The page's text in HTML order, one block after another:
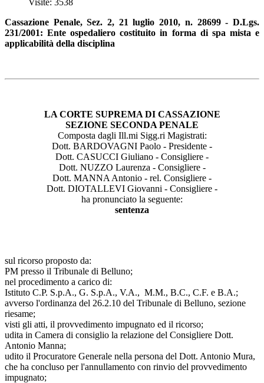
Cassazione Penale, Sez. 2, 21 luglio 2010, n. 28699 - D.Lgs.
231/2001: Ente ospedaliero costituito in forma di spa mista e
applicabilità della disciplina
LA CORTE SUPREMA DI CASSAZIONE
SEZIONE SECONDA PENALE
Composta dagli Ill.mi Sigg.ri Magistrati:
Dott. BARDOVAGNI Paolo - Presidente -
Dott. CASUCCI Giuliano - Consigliere -
Dott. NUZZO Laurenza - Consigliere -
Dott. MANNA Antonio - rel. Consigliere -
Dott. DIOTALLEVI Giovanni - Consigliere -
ha pronunciato la seguente:
sentenza
sul ricorso proposto da:
PM presso il Tribunale di Belluno;
nel procedimento a carico di:
Istituto C.P. S.p.A., G. S.p.A., V.A., M.M., B.C., C.F. e B.A.;
avverso l'ordinanza del 26.2.10 del Tribunale di Belluno, sezione
riesame;
visti gli atti, il provvedimento impugnato ed il ricorso;
udita in Camera di consiglio la relazione del Consigliere Dott.
Antonio Manna;
udito il Procuratore Generale nella persona del Dott. Antonio Mura,
che ha concluso per l'annullamento con rinvio del provvedimento
impugnato;